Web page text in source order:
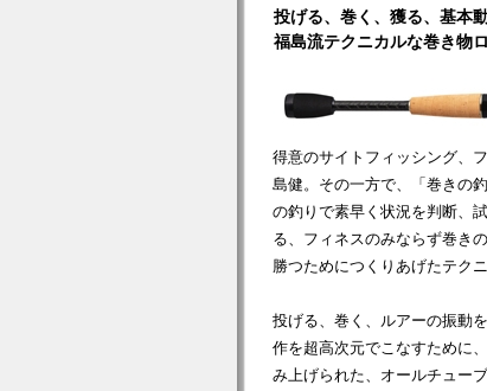
投げる、巻く、獲る、基本
福島流テクニカルな巻き物ロ
得意のサイトフィッシング、
島健。その一方で、「巻きの
の釣りで素早く状況を判断、
る、フィネスのみならず巻き
勝つためにつくりあげたテク
投げる、巻く、ルアーの振動
作を超高次元でこなすために
み上げられた、オールチュー